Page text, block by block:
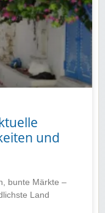
und
bunte Märkte –
Land